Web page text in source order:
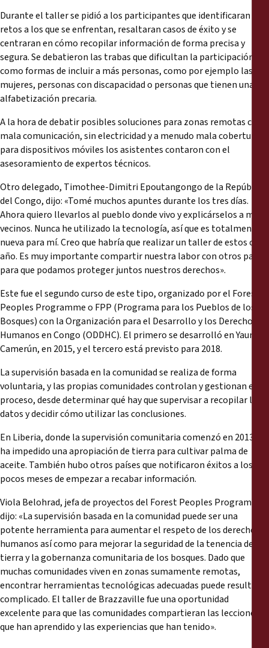
Durante el taller se pidió a los participantes que identificaran los
retos a los que se enfrentan, resaltaran casos de éxito y se
centraran en cómo recopilar información de forma precisa y
segura. Se debatieron las trabas que dificultan la participación así
como formas de incluir a más personas, como por ejemplo las
mujeres, personas con discapacidad o personas que tienen una
alfabetización precaria.
A la hora de debatir posibles soluciones para zonas remotas con
mala comunicación, sin electricidad y a menudo mala cobertura
para dispositivos móviles los asistentes contaron con el
asesoramiento de expertos técnicos.
Otro delegado, Timothee-Dimitri Epoutangongo de la República
del Congo, dijo: «Tomé muchos apuntes durante los tres días.
Ahora quiero llevarlos al pueblo donde vivo y explicárselos a mis
vecinos. Nunca he utilizado la tecnología, así que es totalmente
nueva para mí. Creo que habría que realizar un taller de estos cada
año. Es muy importante compartir nuestra labor con otros países
para que podamos proteger juntos nuestros derechos».
Este fue el segundo curso de este tipo, organizado por el Forest
Peoples Programme o FPP (Programa para los Pueblos de los
Bosques) con la Organización para el Desarrollo y los Derechos
Humanos en Congo (ODDHC). El primero se desarrolló en Yaundé,
Camerún, en 2015, y el tercero está previsto para 2018.
La supervisión basada en la comunidad se realiza de forma
voluntaria, y las propias comunidades controlan y gestionan el
proceso, desde determinar qué hay que supervisar a recopilar los
datos y decidir cómo utilizar las conclusiones.
En Liberia, donde la supervisión comunitaria comenzó en 2013, se
ha impedido una apropiación de tierra para cultivar palma de
aceite. También hubo otros países que notificaron éxitos a los
pocos meses de empezar a recabar información.
Viola Belohrad, jefa de proyectos del Forest Peoples Programme,
dijo: «La supervisión basada en la comunidad puede ser una
potente herramienta para aumentar el respeto de los derechos
humanos así como para mejorar la seguridad de la tenencia de la
tierra y la gobernanza comunitaria de los bosques. Dado que
muchas comunidades viven en zonas sumamente remotas,
encontrar herramientas tecnológicas adecuadas puede resultar
complicado. El taller de Brazzaville fue una oportunidad
excelente para que las comunidades compartieran las lecciones
que han aprendido y las experiencias que han tenido».